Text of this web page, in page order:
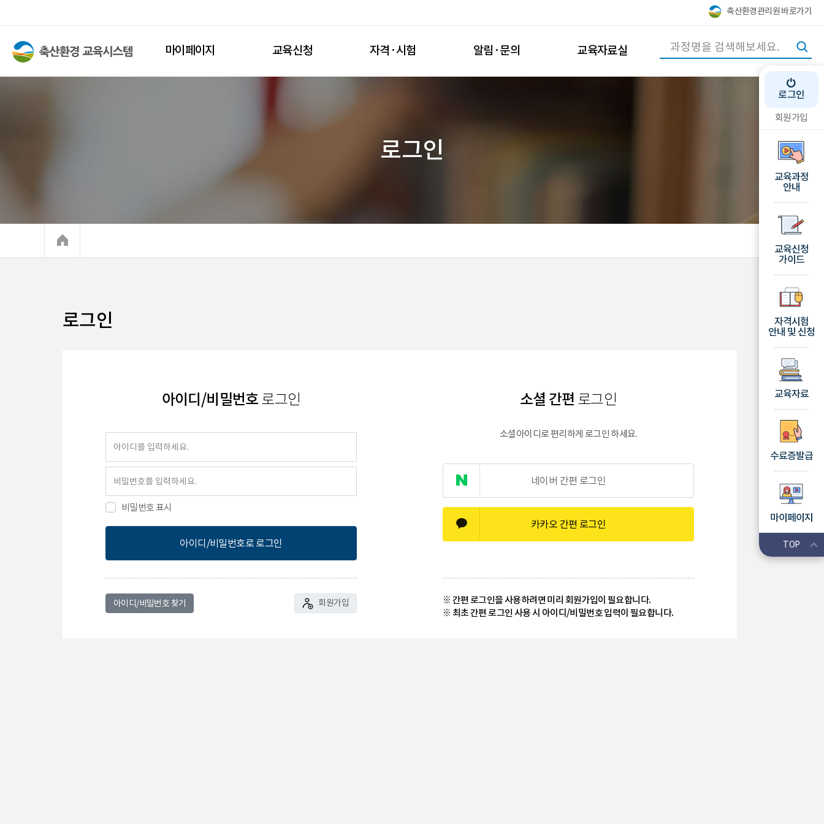
축산환경관리원 바로가기
마이페이지 교육신청 자격·시험 알림·문의 교육자료실
로그인
로그인
아이디/비밀번호 로그인
비밀번호 표시
아이디/비밀번호로 로그인
아이디/비밀번호 찾기 회원가입
소셜 간편 로그인
소셜아이디로 편리하게 로그인 하세요.
네이버 간편 로그인
카카오 간편 로그인
※ 간편 로그인을 사용하려면 미리 회원가입이 필요합니다.
※ 최초 간편 로그인 사용 시 아이디/비밀번호 입력이 필요합니다.
로그인
회원가입
교육과정
안내
교육신청
가이드
자격시험
안내 및 신청
교육자료
수료증발급
마이페이지
TOP